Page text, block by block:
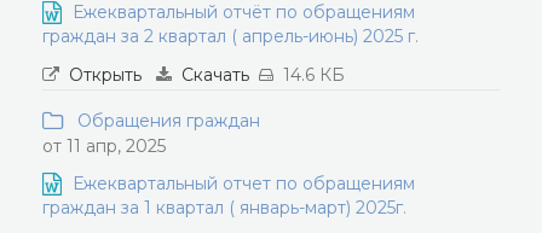
Ежеквартальный отчёт по обращениям
граждан за 2 квартал ( апрель-июнь) 2025 г.
Открыть
Скачать 14.6 КБ
Обращения граждан
от 11 апр, 2025
Ежеквартальный отчет по обращениям
граждан за 1 квартал ( январь-март) 2025г.